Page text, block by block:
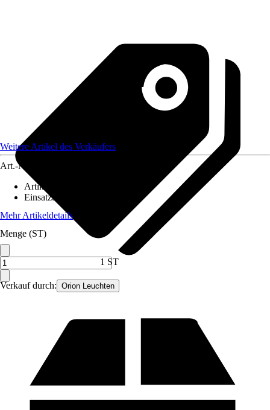
Verkauf durch: Orion Leuchten
Weitere Artikel des Verkäufers
Art.-Nr.
Artikeltyp
Einsatzbereich
Mehr Artikeldetails
Menge (ST)
1 ST